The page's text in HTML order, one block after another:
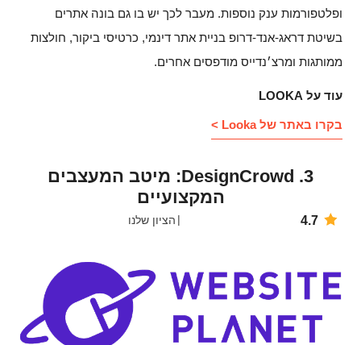
ופלטפורמות ענק נוספות. מעבר לכך יש בו גם בונה אתרים
בשיטת דראג-אנד-דרופ בניית אתר דינמי, כרטיסי ביקור, חולצות
ממותגות ומרצ׳נדייס מודפסים אחרים.
עוד על LOOKA
בקרו באתר של Looka >
3. DesignCrowd: מיטב המעצבים
המקצועיים
4.7 הציון שלנו